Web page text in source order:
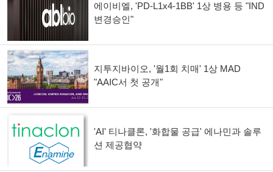
에이비엘, 'PD-L1x4-1BB' 1상 병용 등 "IND
변경승인"
지투지바이오, '월1회 치매' 1상 MAD
"AAIC서 첫 공개"
'AI' 티나클론, '화합물 공급' 에나민과 솔루
션 제공협약